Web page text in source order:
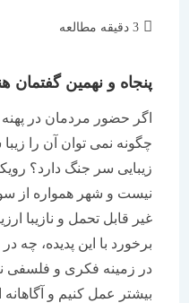
پنجاه و نهمین گفتمان هنر و
اگر حضور مردمان در پهنه ای
چگونه نمی توان آن را زیبا
زیبایی سر جنگ دارد؟ رویکرد
نیست و شهر همواره از سوی
غیر قابل تحمل و نازیبا
برخورد با این پدیده، چه در
در زمینه فکری و فلسفی
بیشتر عمل کنیم و آگاهانه از